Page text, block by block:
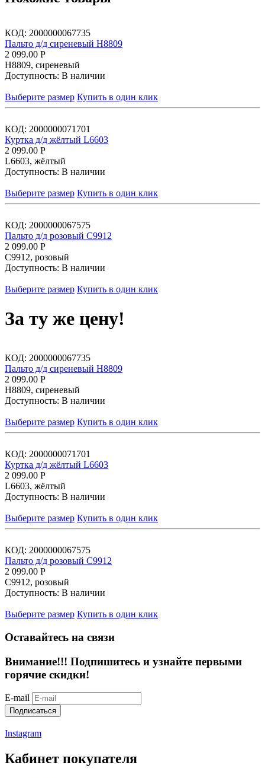
КОД: 2000000067735
Пальто д/д сиреневый Н8809
2 099.00 Р
Н8809, сиреневый
Доступность: В наличии
Выберите размер Купить в один клик
КОД: 2000000071701
Куртка д/д жёлтый L6603
2 099.00 Р
L6603, жёлтый
Доступность: В наличии
Выберите размер Купить в один клик
КОД: 2000000067575
Пальто д/д розовый С9912
2 099.00 Р
С9912, розовый
Доступность: В наличии
Выберите размер Купить в один клик
За ту же цену!
КОД: 2000000067735
Пальто д/д сиреневый Н8809
2 099.00 Р
Н8809, сиреневый
Доступность: В наличии
Выберите размер Купить в один клик
КОД: 2000000071701
Куртка д/д жёлтый L6603
2 099.00 Р
L6603, жёлтый
Доступность: В наличии
Выберите размер Купить в один клик
КОД: 2000000067575
Пальто д/д розовый С9912
2 099.00 Р
С9912, розовый
Доступность: В наличии
Выберите размер Купить в один клик
Оставайтесь на связи
Внимание!!! Подпишитесь и узнайте первыми
горячие скидки!
E-mail
Подписаться
Instagram
Кабинет покупателя